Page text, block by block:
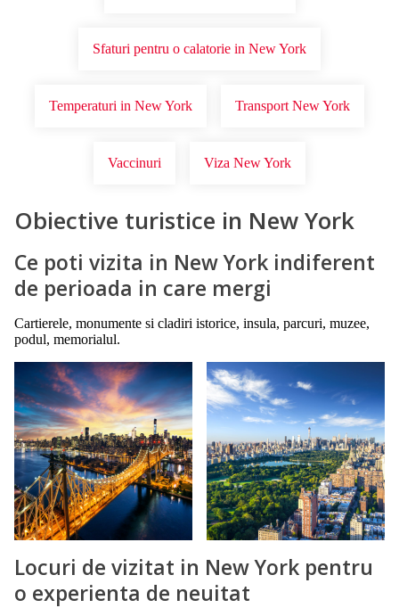
Sfaturi pentru o calatorie in New York
Temperaturi in New York Transport New York
Vaccinuri Viza New York
Obiective turistice in New York
Ce poti vizita in New York indiferent
de perioada in care mergi
Cartierele, monumente si cladiri istorice, insula, parcuri, muzee,
podul, memorialul.
Locuri de vizitat in New York pentru
o experienta de neuitat